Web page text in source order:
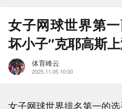
女子网球世界第
坏小子″克耶高斯
体育峰云
2025.11.05 10:00
女子网球世界排名第一的